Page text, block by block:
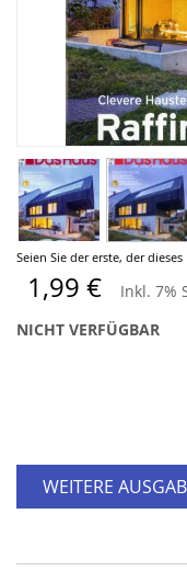
Seien Sie der erste, der
1,99 € Inkl. 7%
NICHT VERFÜGBAR
WEITERE
Zum
Anfang
der
Bildergalerie
springen